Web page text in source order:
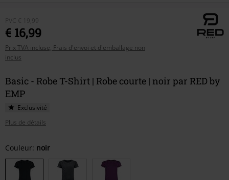
PVC € 19,99
€ 16,99
Prix TVA incluse, Frais d'envoi et d'emballage non
inclus
Basic - Robe T-Shirt | Robe courte | noir par RED by
EMP
Exclusivité
Plus de détails
Choisissez
votre
taille
Couleur: noir